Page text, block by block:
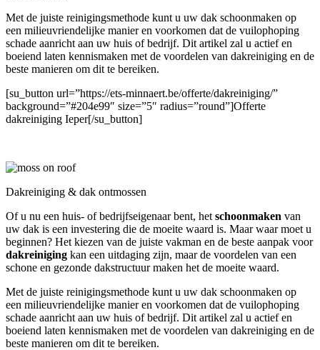
Met de juiste reinigingsmethode kunt u uw dak schoonmaken op
een milieuvriendelijke manier en voorkomen dat de vuilophoping
schade aanricht aan uw huis of bedrijf. Dit artikel zal u actief en
boeiend laten kennismaken met de voordelen van dakreiniging en de
beste manieren om dit te bereiken.
[su_button url=”https://ets-minnaert.be/offerte/dakreiniging/”
background=”#204e99″ size=”5″ radius=”round”]Offerte
dakreiniging Ieper[/su_button]
Dakreiniging & dak ontmossen
Of u nu een huis- of bedrijfseigenaar bent, het schoonmaken van
uw dak is een investering die de moeite waard is. Maar waar moet u
beginnen? Het kiezen van de juiste vakman en de beste aanpak voor
dakreiniging kan een uitdaging zijn, maar de voordelen van een
schone en gezonde dakstructuur maken het de moeite waard.
Met de juiste reinigingsmethode kunt u uw dak schoonmaken op
een milieuvriendelijke manier en voorkomen dat de vuilophoping
schade aanricht aan uw huis of bedrijf. Dit artikel zal u actief en
boeiend laten kennismaken met de voordelen van dakreiniging en de
beste manieren om dit te bereiken.